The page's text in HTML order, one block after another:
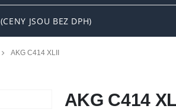
(CENY JSOU BEZ DPH)
AKG C414 XLII
AKG C414